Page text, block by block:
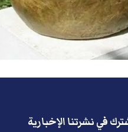
في نشرتنا الإخبارية